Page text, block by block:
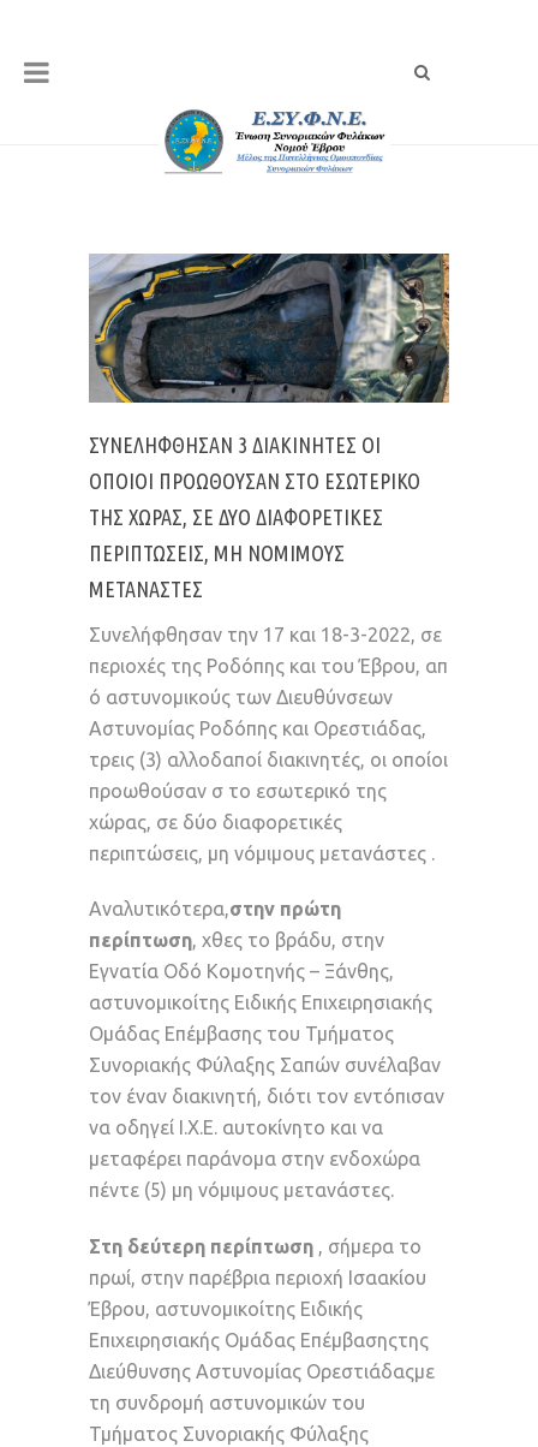
ΣΥΝΕΛΉΦΘΗΣΑΝ 3 ΔΙΑΚΙΝΗΤΈΣ ΟΙ
ΟΠΟΊΟΙ ΠΡΟΩΘΟΎΣΑΝ ΣΤΟ ΕΣΩΤΕΡΙΚΌ
ΤΗΣ ΧΏΡΑΣ, ΣΕ ΔΎΟ ΔΙΑΦΟΡΕΤΙΚΈΣ
ΠΕΡΙΠΤΏΣΕΙΣ, ΜΗ ΝΌΜΙΜΟΥΣ
ΜΕΤΑΝΆΣΤΕΣ
Συνελήφθησαν την 17 και 18-3-2022, σε
περιοχές της Ροδόπης και του Έβρου, απ
ό αστυνομικούς των Διευθύνσεων
Αστυνομίας Ροδόπης και Ορεστιάδας,
τρεις (3) αλλοδαποί διακινητές, οι οποίοι
προωθούσαν σ το εσωτερικό της
χώρας, σε δύο διαφορετικές
περιπτώσεις, μη νόμιμους μετανάστες .
Αναλυτικότερα,στην πρώτη
περίπτωση, χθες το βράδυ, στην
Εγνατία Οδό Κομοτηνής – Ξάνθης,
αστυνομικοίτης Ειδικής Επιχειρησιακής
Ομάδας Επέμβασης του Τμήματος
Συνοριακής Φύλαξης Σαπών συνέλαβαν
τον έναν διακινητή, διότι τον εντόπισαν
να οδηγεί Ι.Χ.Ε. αυτοκίνητο και να
μεταφέρει παράνομα στην ενδοχώρα
πέντε (5) μη νόμιμους μετανάστες.
Στη δεύτερη περίπτωση , σήμερα το
πρωί, στην παρέβρια περιοχή Ισαακίου
Έβρου, αστυνομικοίτης Ειδικής
Επιχειρησιακής Ομάδας Επέμβασηςτης
Διεύθυνσης Αστυνομίας Ορεστιάδαςμε
τη συνδρομή αστυνομικών του
Τμήματος Συνοριακής Φύλαξης